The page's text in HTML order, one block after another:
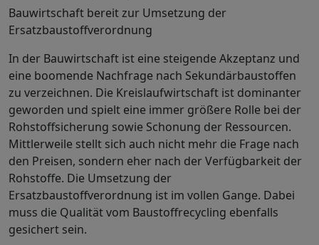
Bauwirtschaft bereit zur Umsetzung der
Ersatzbaustoffverordnung
In der Bauwirtschaft ist eine steigende Akzeptanz und
eine boomende Nachfrage nach Sekundärbaustoffen
zu verzeichnen. Die Kreislaufwirtschaft ist dominanter
geworden und spielt eine immer größere Rolle bei der
Rohstoffsicherung sowie Schonung der Ressourcen.
Mittlerweile stellt sich auch nicht mehr die Frage nach
den Preisen, sondern eher nach der Verfügbarkeit der
Rohstoffe. Die Umsetzung der
Ersatzbaustoffverordnung ist im vollen Gange. Dabei
muss die Qualität vom Baustoffrecycling ebenfalls
gesichert sein.